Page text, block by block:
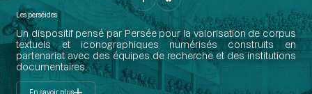
Les perséides
Un dispositif pensé par Persée pour la valorisation de corpus
textuels et iconographiques numérisés construits en
partenariat avec des équipes de recherche et des institutions
documentaires.
En savoir plus